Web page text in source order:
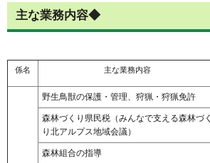
主な業務内容◆
係名 主な業務内容
野生鳥獣の保護・管理、狩猟・狩猟免許
森林づくり県民税（みんなで支える森林づく
り北アルプス地域会議）
森林組合の指導